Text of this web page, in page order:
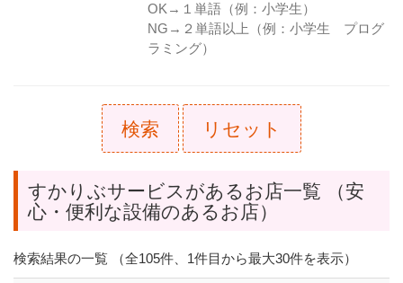
OK→１単語（例：小学生）
NG→２単語以上（例：小学生 プログ
ラミング）
検索 リセット
すかりぶサービスがあるお店一覧 （安
心・便利な設備のあるお店）
検索結果の一覧 （全105件、1件目から最大30件を表示）